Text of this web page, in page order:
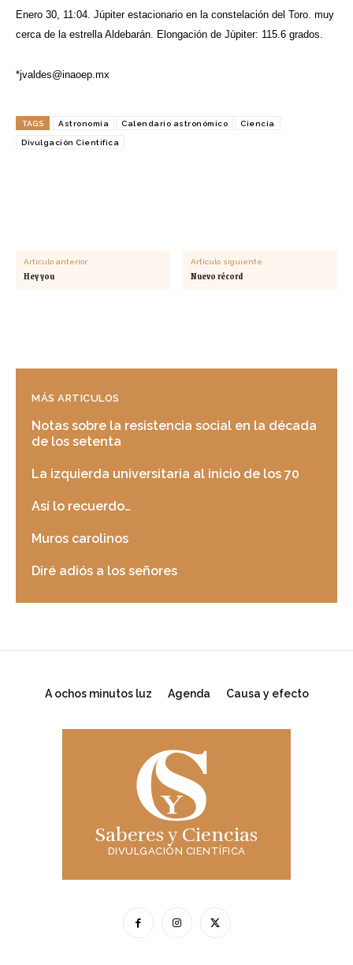
Enero 30, 11:04. Júpiter estacionario en la constelación del Toro. muy
cerca de la estrella Aldebarán. Elongación de Júpiter: 115.6 grados.
*jvaldes@inaoep.mx
TAGS Astronomía Calendario astronómico Ciencia
Divulgación Científica
Artículo anterior
Hey you
Artículo siguiente
Nuevo récord
MÁS ARTICULOS
Notas sobre la resistencia social en la década
de los setenta
La izquierda universitaria al inicio de los 70
Así lo recuerdo…
Muros carolinos
Diré adiós a los señores
A ochos minutos luz Agenda Causa y efecto
Saberes y Ciencias
DIVULGACIÓN CIENTÍFICA